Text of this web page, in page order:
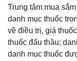
Trung tâm mua
danh mục thuốc
về điều trị, giá
thuốc đấu thầu;
danh mục thuốc